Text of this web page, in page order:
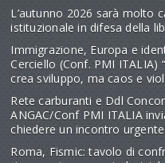
L’autunno 2026 sarà molto
istituzionale in difesa della
Immigrazione, Europa e
Cerciello (Conf. PMI ITALIA)
crea sviluppo, ma caos e
Rete carburanti e Ddl
ANGAC/Conf PMI ITALIA
chiedere un incontro urgente
Roma, Fismic: tavolo di